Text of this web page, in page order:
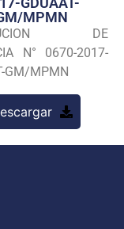
Seguridad
Programas
MPMN
DE
N° 0670-2017-
GM/MPMN